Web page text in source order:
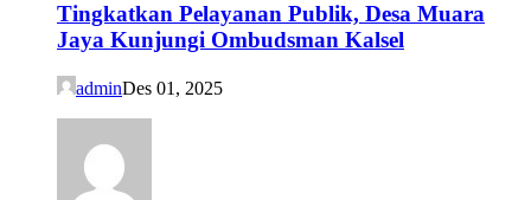
Tingkatkan Pelayanan Publik, Desa Muara
Jaya Kunjungi Ombudsman Kalsel
adminDes 01, 2025